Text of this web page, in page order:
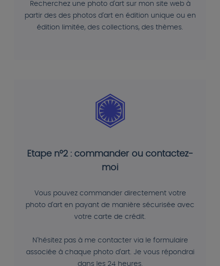
Recherchez une photo d'art sur mon site web à
partir des des photos d'art en édition unique ou en
édition limitée, des collections, des thèmes.
Etape n°2 : commander ou contactez-
moi
Vous pouvez commander directement votre
photo d'art en payant de manière sécurisée avec
votre carte de crédit.
N'hésitez pas à me contacter via le formulaire
associée à chaque photo d'art. Je vous répondrai
dans les 24 heures.